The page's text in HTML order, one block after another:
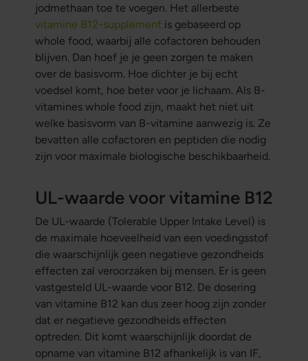
jodmethaan toe te voegen. Het allerbeste
vitamine B12-supplement is gebaseerd op
whole food, waarbij alle cofactoren behouden
blijven. Dan hoef je je geen zorgen te maken
over de basisvorm. Hoe dichter je bij echt
voedsel komt, hoe beter voor je lichaam. Als B-
vitamines whole food zijn, maakt het niet uit
welke basisvorm van B-vitamine aanwezig is. Ze
bevatten alle cofactoren en peptiden die nodig
zijn voor maximale biologische beschikbaarheid.
UL-waarde voor vitamine B12
De UL-waarde (Tolerable Upper Intake Level) is
de maximale hoeveelheid van een voedingsstof
die waarschijnlijk geen negatieve gezondheids
effecten zal veroorzaken bij mensen. Er is geen
vastgesteld UL-waarde voor B12. De dosering
van vitamine B12 kan dus zeer hoog zijn zonder
dat er negatieve gezondheids effecten
optreden. Dit komt waarschijnlijk doordat de
opname van vitamine B12 afhankelijk is van IF,